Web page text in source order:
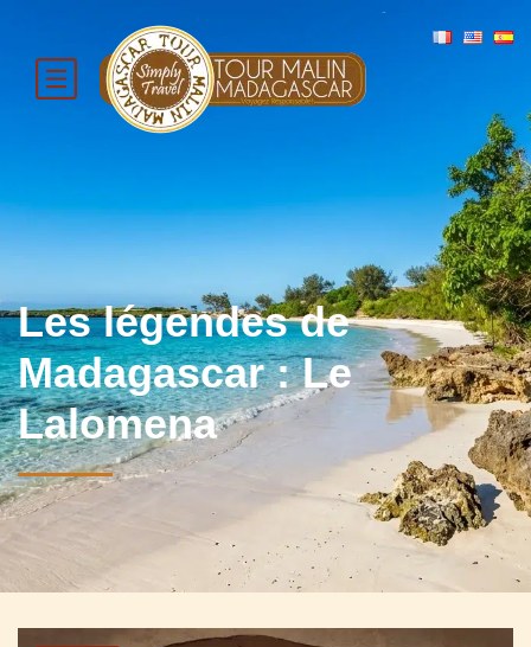
Les légendes de
Madagascar : Le
Lalomena